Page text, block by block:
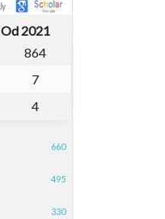
Od 2021
864
7
4
660
330
495